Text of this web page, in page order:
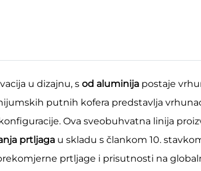
u dizajnu, s od aluminija postaje
putnih kofera predstavlja
Ova sveobuhvatna linija
prtljaga u skladu s člankom 10.
prtljage i prisutnosti na